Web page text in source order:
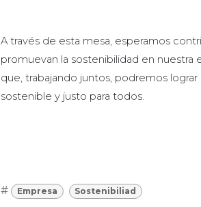
A través de esta mesa, esperamos
promuevan la sostenibilidad en nuestra
que, trabajando juntos, podremos
sostenible y justo para todos.
# Empresa Sostenibiliad